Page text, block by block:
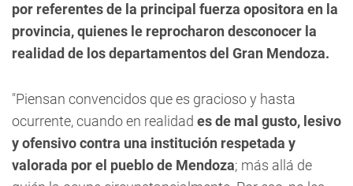
por referentes de la principal fuerza opositora en la
provincia, quienes le reprocharon desconocer la
realidad de los departamentos del Gran Mendoza.
"Piensan convencidos que es gracioso y hasta
ocurrente, cuando en realidad es de mal gusto, lesivo
y ofensivo contra una institución respetada y
valorada por el pueblo de Mendoza; más allá de